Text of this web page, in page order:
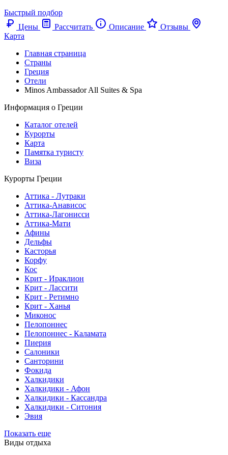
Быстрый подбор
Цены
Рассчитать Описание
Отзывы
Карта
Главная страница
Cтраны
Греция
Отели
Minos Ambassador All Suites & Spa
Информация о Греции
Каталог отелей
Курорты
Карта
Памятка туристу
Виза
Курорты Греции
Аттика - Лутраки
Аттика-Анависос
Аттика-Лагонисси
Аттика-Мати
Афины
Дельфы
Касторья
Корфу
Кос
Крит - Ираклион
Крит - Лассити
Крит - Ретимно
Крит - Ханья
Миконос
Пелопоннес
Пелопоннес - Каламата
Пиерия
Салоники
Санторини
Фокида
Халкидики
Халкидики - Афон
Халкидики - Кассандра
Халкидики - Ситония
Эвия
Показать еще
Виды отдыха